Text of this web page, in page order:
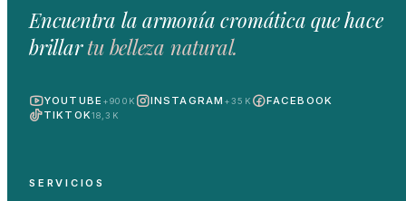
Encuentra la armonía cromática que hace
brillartu belleza natural.
YOUTUBE +900K INSTAGRAM +35K
FACEBOOK
TIKTOK18,3K
SERVICIOS